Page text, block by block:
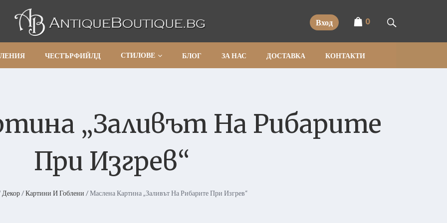
Вход 0
ЧЕСТЪРФИЙЛД СТИЛОВЕ БЛОГ ЗА НАС ДОСТАВКА КОНТАКТИ
„Заливът На Рибарите
При Изгрев“
Декор/Картини И Гоблени / Маслена Картина „Заливът На Рибарите При Изгрев“